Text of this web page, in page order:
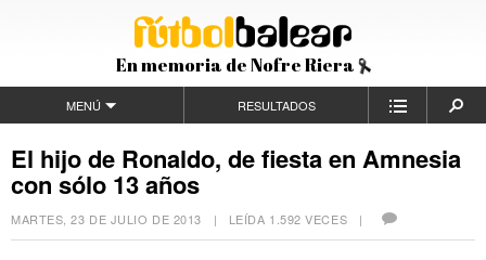
En memoria de Nofre Riera
MENÚ RESULTADOS
El hijo de Ronaldo, de fiesta en Amnesia
con sólo 13 años
MARTES, 23 DE JULIO DE 2013 | LEÍDA 1.592 VECES |